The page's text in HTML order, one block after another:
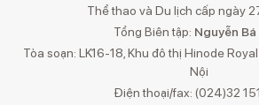
Thể thao và Du lịch cấp ngày
Tổng Biên tập: Nguyễn Bá
Tòa soạn: LK16-18, Khu đô thị Hinode
Nội
Điện thoại/fax: (024)32